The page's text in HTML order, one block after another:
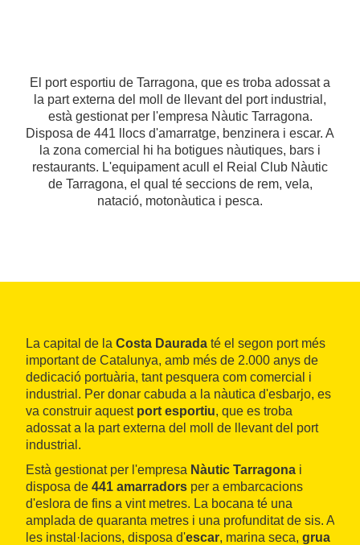
El port esportiu de Tarragona, que es troba adossat a
la part externa del moll de llevant del port industrial,
està gestionat per l'empresa Nàutic Tarragona.
Disposa de 441 llocs d'amarratge, benzinera i escar. A
la zona comercial hi ha botigues nàutiques, bars i
restaurants. L'equipament acull el Reial Club Nàutic
de Tarragona, el qual té seccions de rem, vela,
natació, motonàutica i pesca.
La capital de la Costa Daurada té el segon port més
important de Catalunya, amb més de 2.000 anys de
dedicació portuària, tant pesquera com comercial i
industrial. Per donar cabuda a la nàutica d'esbarjo, es
va construir aquest port esportiu, que es troba
adossat a la part externa del moll de llevant del port
industrial.
Està gestionat per l'empresa Nàutic Tarragona i
disposa de 441 amarradors per a embarcacions
d'eslora de fins a vint metres. La bocana té una
amplada de quaranta metres i una profunditat de sis. A
les instal·lacions, disposa d'escar, marina seca, grua